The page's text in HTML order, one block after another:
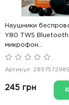
Наушники
Y80 TWS Bluetooth
микрофон...
Артикул: 2897572989
245 грн